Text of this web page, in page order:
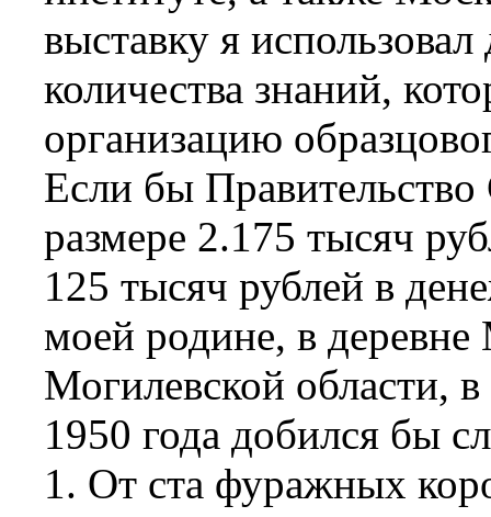
выставку я
количества знаний,
организацию
Если бы
размере 2.175 тысяч
125 тысяч рублей в
моей родине, в
Могилевской области,
1950 года добился бы
1. От ста фуражных